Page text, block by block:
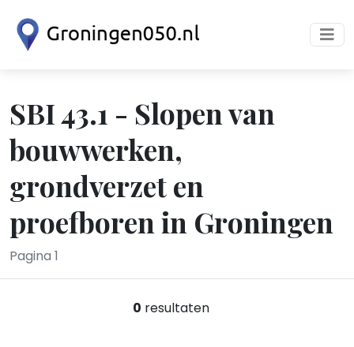
SBI 43.1 - Slopen van
bouwwerken,
grondverzet en
proefboren in Groningen
Pagina 1
0 resultaten